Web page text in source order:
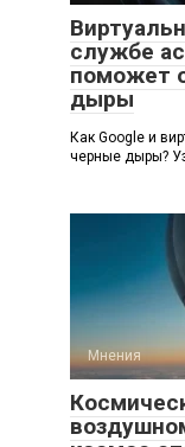
службе
поможет
дыры
Как Google и
черные дыры?
Мнения